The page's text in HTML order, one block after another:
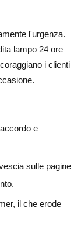
l'urgenza.
lampo 24 ore
i clienti
e
sulle pagine
il che erode